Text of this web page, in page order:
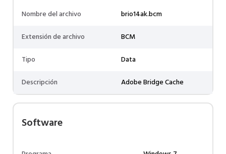
Nombre del archivo
brio14ak.bcm
Extensión de archivo
BCM
Tipo
Data
Descripción
Adobe Bridge Cache
Software